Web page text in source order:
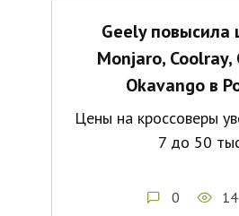
Geely повысила
Monjaro, Coolray,
Okavango в
Цены на кроссоверы
7 до 50
0 14